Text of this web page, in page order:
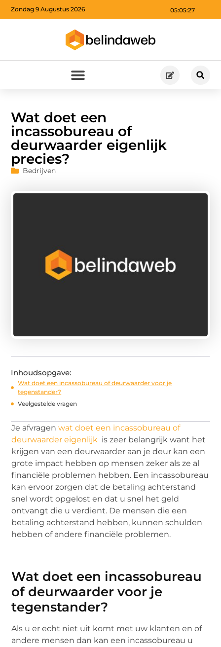
05:05:28
Zondag 9 Augustus 2026
Wat doet een
incassobureau of
deurwaarder eigenlijk
precies?
Bedrijven
Inhoudsopgave:
Wat doet een incassobureau of deurwaarder voor je
tegenstander?
Veelgestelde vragen
Je afvragenwat doet een incassobureau of
deurwaarder eigenlijk is zeer belangrijk want het
krijgen van een deurwaarder aan je deur kan een
grote impact hebben op mensen zeker als ze al
financiële problemen hebben. Een incassobureau
kan ervoor zorgen dat de betaling achterstand
snel wordt opgelost en dat u snel het geld
ontvangt die u verdient. De mensen die een
betaling achterstand hebben, kunnen schulden
hebben of andere financiële problemen.
Wat doet een incassobureau
of deurwaarder voor je
tegenstander?
Als u er echt niet uit komt met uw klanten en of
andere mensen dan kan een incassobureau u